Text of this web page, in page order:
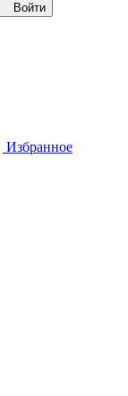
Войти
Избранное